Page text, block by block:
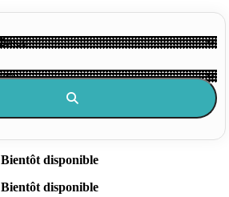
Bientôt disponible
Bientôt disponible